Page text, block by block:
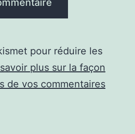
pour réduire les
plus sur la façon
de vos commentaires